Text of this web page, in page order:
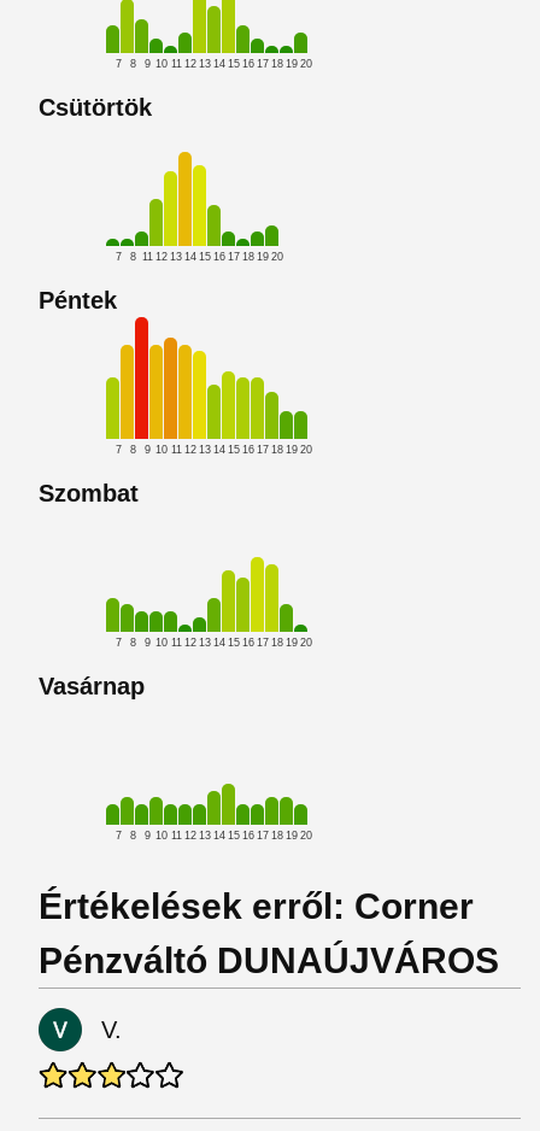
7 8 9 10 11 12 13 14 15 16 17 18 19 20
Csütörtök
7 8 11 12 13 14 15 16 17 18 19 20
Péntek
7 8 9 10 11 12 13 14 15 16 17 18 19 20
Szombat
7 8 9 10 11 12 13 14 15 16 17 18 19 20
Vasárnap
7 8 9 10 11 12 13 14 15 16 17 18 19 20
Értékelések erről: Corner
Pénzváltó DUNAÚJVÁROS
V.